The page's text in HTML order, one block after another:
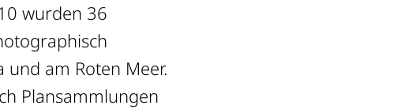
wurden 36
am Roten Meer.
Plansammlungen